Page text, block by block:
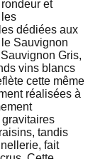
et
dédiées aux
Sauvignon
Gris,
vins blancs
cette même
réalisées à
tandis
fait